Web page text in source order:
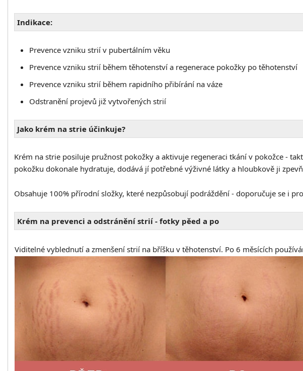
Indikace:
Prevence vzniku strií v pubertálním věku
Prevence vzniku strií během těhotenství a regenerace pokožky po těhotenství
Prevence vzniku strií během rapidního přibírání na váze
Odstranění projevů již vytvořených strií
Jako krém na strie účinkuje?
Krém na strie posiluje pružnost pokožky a aktivuje regeneraci tkání v pokožce -
pokožku dokonale hydratuje, dodává jí potřebné výživné látky a hloubkově ji
Obsahuje 100% přírodní složky, které nezpůsobují podráždění - doporučuje se i
Krém na prevenci a odstránění strií - fotky pěed a po
Viditelné vyblednutí a zmenšení strií na bříšku v těhotenství. Po 6 měsících